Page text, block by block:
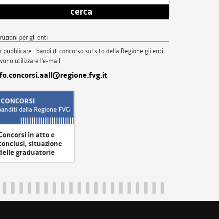
cerca
per gli enti
pubblicare i bandi di concorso sul sito della Regione gli enti
utilizzare l'e-mail
in atto e
situazione
graduatorie